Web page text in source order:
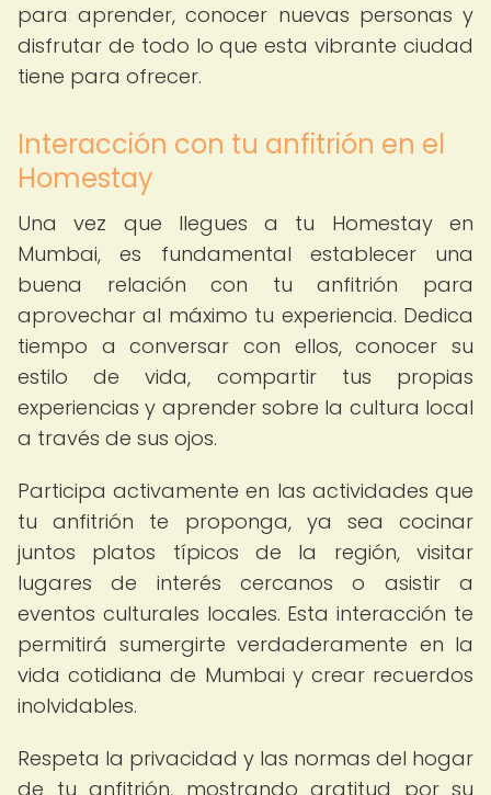
para aprender, conocer nuevas personas y
disfrutar de todo lo que esta vibrante ciudad
tiene para ofrecer.
Interacción con tu anfitrión en el
Homestay
Una vez que llegues a tu Homestay en
Mumbai, es fundamental establecer una
buena relación con tu anfitrión para
aprovechar al máximo tu experiencia. Dedica
tiempo a conversar con ellos, conocer su
estilo de vida, compartir tus propias
experiencias y aprender sobre la cultura local
a través de sus ojos.
Participa activamente en las actividades que
tu anfitrión te proponga, ya sea cocinar
juntos platos típicos de la región, visitar
lugares de interés cercanos o asistir a
eventos culturales locales. Esta interacción te
permitirá sumergirte verdaderamente en la
vida cotidiana de Mumbai y crear recuerdos
inolvidables.
Respeta la privacidad y las normas del hogar
de tu anfitrión, mostrando gratitud por su